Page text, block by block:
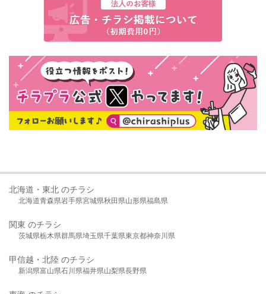
北海道・東北 のチラシ
北海道青森県岩手県宮城県秋田県山形県福島県
関東 のチラシ
茨城県栃木県群馬県埼玉県千葉県東京都神奈川県
甲信越・北陸 のチラシ
新潟県富山県石川県福井県山梨県長野県